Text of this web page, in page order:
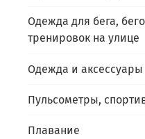
Одежда для бега,
тренировок на улице
Одежда и аксессуары
Пульсометры,
Плавание